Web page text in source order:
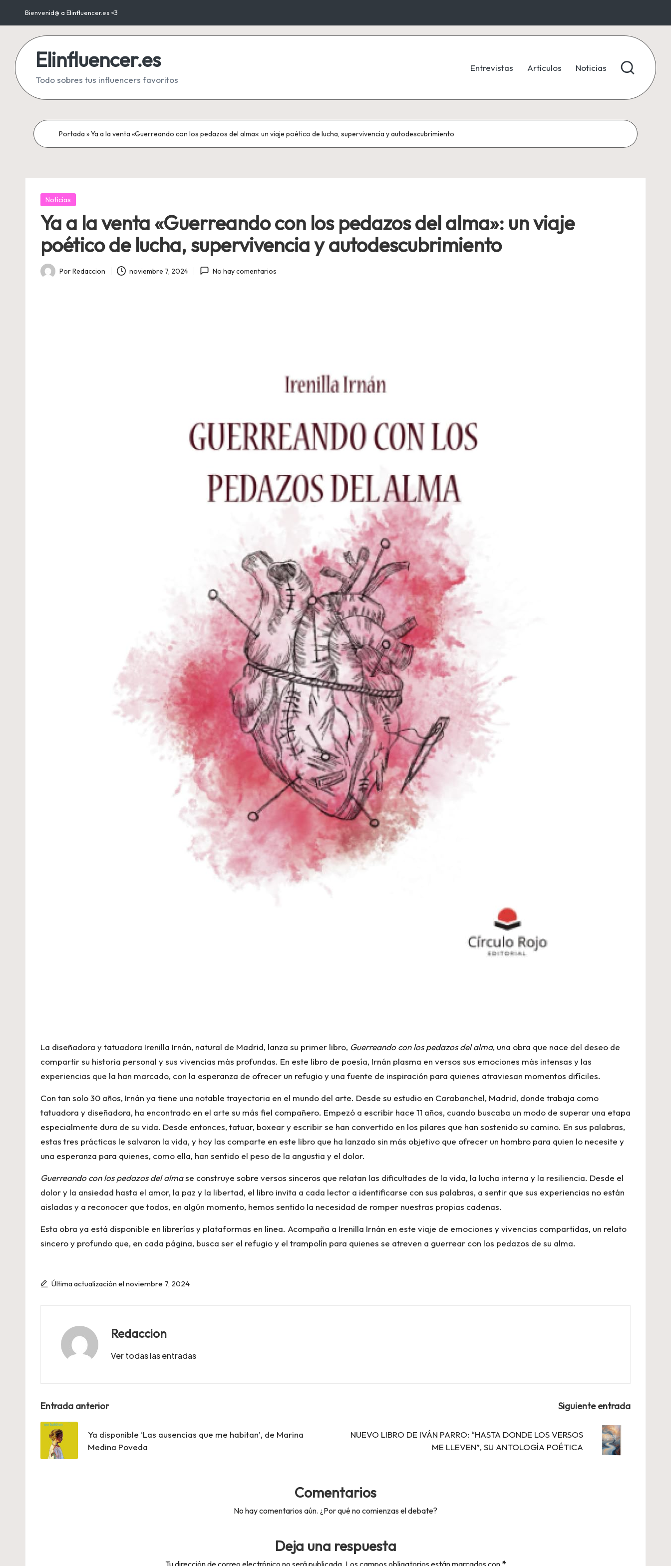
Saltar
contenido
Bienvenid@ a Elinfluencer.es <3
Elinfluencer.es
Todo sobres tus influencers favoritos
Entrevistas Artículos Noticias
Portada»Ya a la venta «Guerreando con los pedazos del alma»: un viaje poético de lucha, supervivencia y autodescubrimiento
Publicada
Noticias
Ya a la venta «Guerreando con los pedazos del alma»: un viaje
poético de lucha, supervivencia y autodescubrimiento
Publicado
PorRedaccion noviembre 7, 2024 No hay comentarios
La diseñadora y tatuadora Irenilla Irnán, natural de Madrid, lanza su primer libro, Guerreando con los pedazos del alma, una obra que nace del deseo de
compartir su historia personal y sus vivencias más profundas. En este libro de poesía, Irnán plasma en versos sus emociones más intensas y las
experiencias que la han marcado, con la esperanza de ofrecer un refugio y una fuente de inspiración para quienes atraviesan momentos difíciles.
Con tan solo 30 años, Irnán ya tiene una notable trayectoria en el mundo del arte. Desde su estudio en Carabanchel, Madrid, donde trabaja como
tatuadora y diseñadora, ha encontrado en el arte su más fiel compañero. Empezó a escribir hace 11 años, cuando buscaba un modo de superar una etapa
especialmente dura de su vida. Desde entonces, tatuar, boxear y escribir se han convertido en los pilares que han sostenido su camino. En sus palabras,
estas tres prácticas le salvaron la vida, y hoy las comparte en este libro que ha lanzado sin más objetivo que ofrecer un hombro para quien lo necesite y
una esperanza para quienes, como ella, han sentido el peso de la angustia y el dolor.
Guerreando con los pedazos del almase construye sobre versos sinceros que relatan las dificultades de la vida, la lucha interna y la resiliencia. Desde el
dolor y la ansiedad hasta el amor, la paz y la libertad, el libro invita a cada lector a identificarse con sus palabras, a sentir que sus experiencias no están
aisladas y a reconocer que todos, en algún momento, hemos sentido la necesidad de romper nuestras propias cadenas.
Esta obra ya está disponible en librerías y plataformas en línea. Acompaña a Irenilla Irnán en este viaje de emociones y vivencias compartidas, un relato
sincero y profundo que, en cada página, busca ser el refugio y el trampolín para quienes se atreven a guerrear con los pedazos de su alma.
Última actualización el noviembre 7, 2024
Redaccion
Ver todas las entradas
Navegación
de
entradas
Entrada anterior
Ya disponible ‘Las ausencias que me habitan’, de Marina
Medina Poveda
Siguiente entrada
NUEVO LIBRO DE IVÁN PARRO: “HASTA DONDE LOS VERSOS
ME LLEVEN”, SU ANTOLOGÍA POÉTICA
Comentarios
No hay comentarios aún. ¿Por qué no comienzas el debate?
Deja una respuesta
Tu dirección de correo electrónico no será publicada. Los campos obligatorios están marcados con *